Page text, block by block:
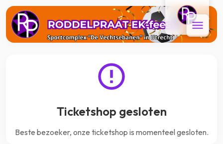
Ticketshop gesloten
Beste bezoeker, onze ticketshop is momenteel gesloten.